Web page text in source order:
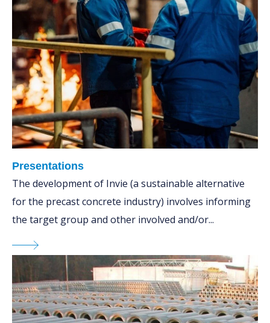
Presentations
The development of Invie (a sustainable alternative
for the precast concrete industry) involves informing
the target group and other involved and/or...